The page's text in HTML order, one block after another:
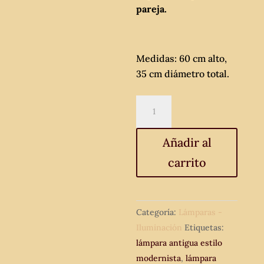
pareja.
Medidas: 60 cm alto,
35 cm diámetro total.
lámparas
antiguas
modernista.
mesilla
de
noche.
cantidad
Añadir al
carrito
Categoría: Lámparas -
Iluminación Etiquetas:
lámpara antigua estilo
modernista,lámpara